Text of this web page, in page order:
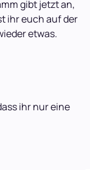
gibt jetzt an,
ihr euch auf der
etwas.
ihr nur eine